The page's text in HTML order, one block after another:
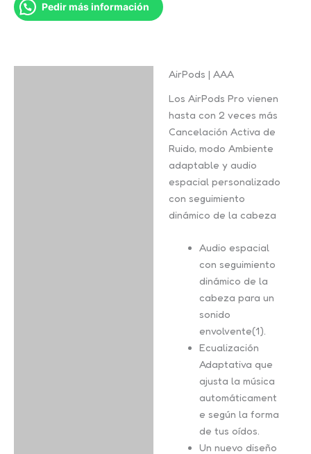
Pedir más información
AirPods | AAA
Los AirPods Pro vienen
hasta con 2 veces más
Cancelación Activa de
Ruido, modo Ambiente
adaptable y audio
espacial personalizado
con seguimiento
dinámico de la cabeza
Audio espacial
con seguimiento
dinámico de la
cabeza para un
sonido
envolvente(1).
Ecualización
Adaptativa que
ajusta la música
automáticament
e según la forma
de tus oídos.
Un nuevo diseño